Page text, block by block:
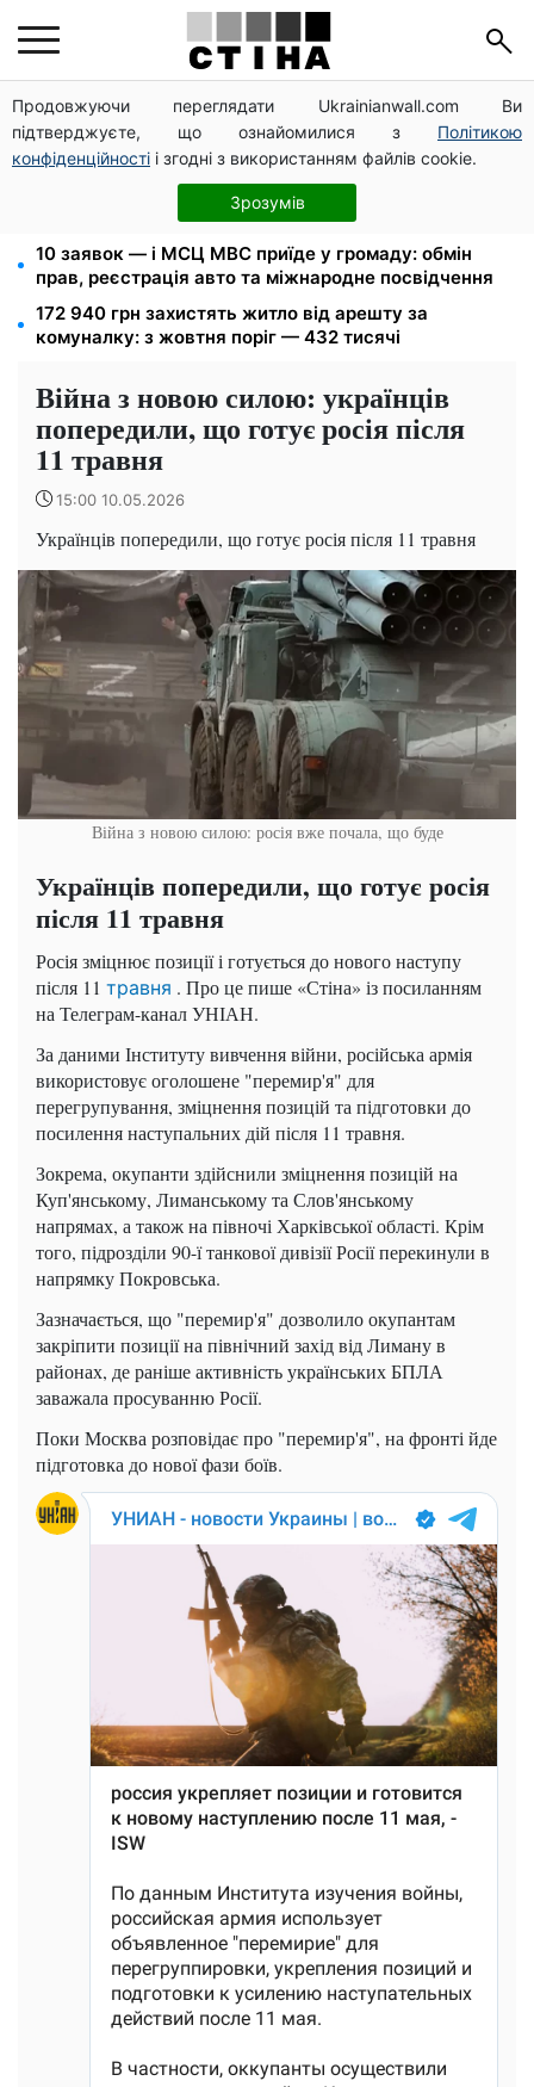
Продовжуючи переглядати Ukrainianwall.com Ви
підтверджуєте, що ознайомилися з Політикою
конфіденційності і згодні з використанням файлів cookie.
Зрозумів
125 грн за куб води: закон №4777 запустив подвійне
подорожчання тарифів у регіонах
Федоров звільнений і без бронювання: Камельчук
пропонує ексміністру мобілізацію на загальних
10 заявок — і МСЦ МВС приїде у громаду: обмін
прав, реєстрація авто та міжнародне посвідчення
172 940 грн захистять житло від арешту за
комуналку: з жовтня поріг — 432 тисячі
Війна з новою силою: українців
попередили, що готує росія після
11 травня
15:00 10.05.2026
Українців попередили, що готує росія після 11 травня
Війна з новою силою: росія вже почала, що буде
Українців попередили, що готує росія
після 11 травня
Росія зміцнює позиції і готується до нового наступу
після 11 травня . Про це пише «Стіна» із посиланням
на Телеграм-канал УНІАН.
За даними Інституту вивчення війни, російська армія
використовує оголошене "перемир'я" для
перегрупування, зміцнення позицій та підготовки до
посилення наступальних дій після 11 травня.
Зокрема, окупанти здійснили зміцнення позицій на
Куп'янському, Лиманському та Слов'янському
напрямах, а також на півночі Харківської області. Крім
того, підрозділи 90-ї танкової дивізії Росії перекинули в
напрямку Покровська.
Зазначається, що "перемир'я" дозволило окупантам
закріпити позиції на північний захід від Лиману в
районах, де раніше активність українських БПЛА
заважала просуванню Росії.
Поки Москва розповідає про "перемир'я", на фронті йде
підготовка до нової фази боїв.